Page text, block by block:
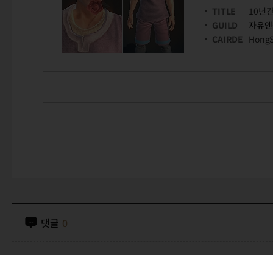
TITLE
10년
GUILD
자유
CAIRDE
댓글 0